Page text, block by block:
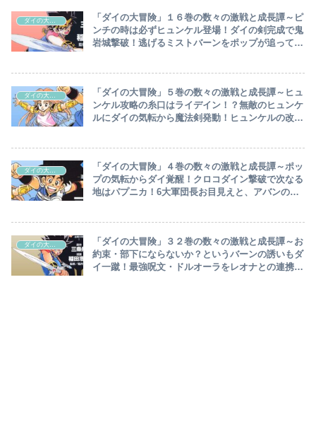
ダイの大冒険
「ダイの大冒険」１６巻の数々の激戦と成長譚～ピ
ンチの時は必ずヒュンケル登場！ダイの剣完成で鬼
岩城撃破！逃げるミストバーンをポップが追ってし
「ダイの大冒険」５巻の数々の激戦と成長譚～ヒュ
ンケル攻略の糸口はライデイン！？無敵のヒュンケ
ルにダイの気転から魔法剣発動！ヒュンケルの改心
「ダイの大冒険」４巻の数々の激戦と成長譚～ポッ
プの気転からダイ覚醒！クロコダイン撃破で次なる
地はパプニカ！6大軍団長お目見えと、アバンの使
ダイの大冒険
「ダイの大冒険」３２巻の数々の激戦と成長譚～お
約束・部下にならないか？というバーンの誘いもダ
イ一蹴！最強呪文・ドルオーラをレオナとの連携で